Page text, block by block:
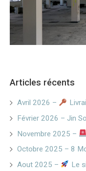
Articles récents
Avril 2026 –
Février 2026 – Jin
Novembre 2025 –
Octobre 2025 – 8
Aout 2025 –
Le